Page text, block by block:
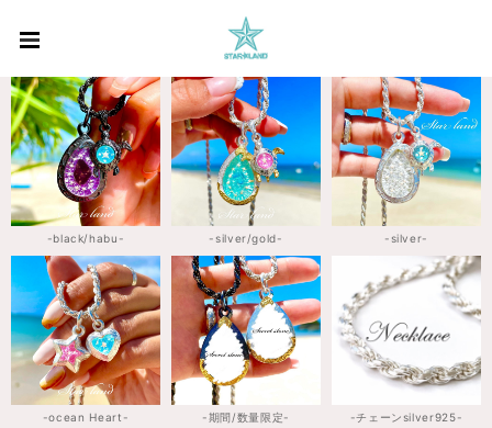
-black/habu- -silver/gold- -silver-
-ocean Heart- -期間/数量限定- -チェーンsilver925-